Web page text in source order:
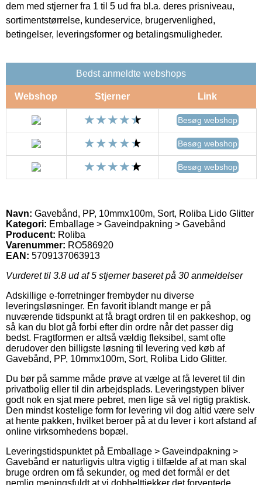
dem med stjerner fra 1 til 5 ud fra bl.a. deres prisniveau,
sortimentstørrelse, kundeservice, brugervenlighed,
betingelser, leveringsformer og betalingsmuligheder.
Bedst anmeldte webshops
Webshop Stjerner Link
Besøg webshop
Besøg webshop
Besøg webshop
Navn: Gavebånd, PP, 10mmx100m, Sort, Roliba Lido Glitter
Kategori: Emballage > Gaveindpakning > Gavebånd
Producent: Roliba
Varenummer: RO586920
EAN: 5709137063913
Vurderet til 3.8 ud af 5 stjerner baseret på 30 anmeldelser
Adskillige e-forretninger frembyder nu diverse
leveringsløsninger. En favorit iblandt mange er på
nuværende tidspunkt at få bragt ordren til en pakkeshop, og
så kan du blot gå forbi efter din ordre når det passer dig
bedst. Fragtformen er altså vældig fleksibel, samt ofte
derudover den billigste løsning til levering ved køb af
Gavebånd, PP, 10mmx100m, Sort, Roliba Lido Glitter.
Du bør på samme måde prøve at vælge at få leveret til din
privatbolig eller til din arbejdsplads. Leveringstypen bliver
godt nok en sjat mere pebret, men lige så vel rigtig praktisk.
Den mindst kostelige form for levering vil dog altid være selv
at hente pakken, hvilket beroer på at du lever i kort afstand af
online virksomhedens bopæl.
Leveringstidspunktet på Emballage > Gaveindpakning >
Gavebånd er naturligvis ultra vigtig i tilfælde af at man skal
bruge ordren om få sekunder, og med det formål er det
nemlig meningsfuldt at vi dobbelttjekker det forventede